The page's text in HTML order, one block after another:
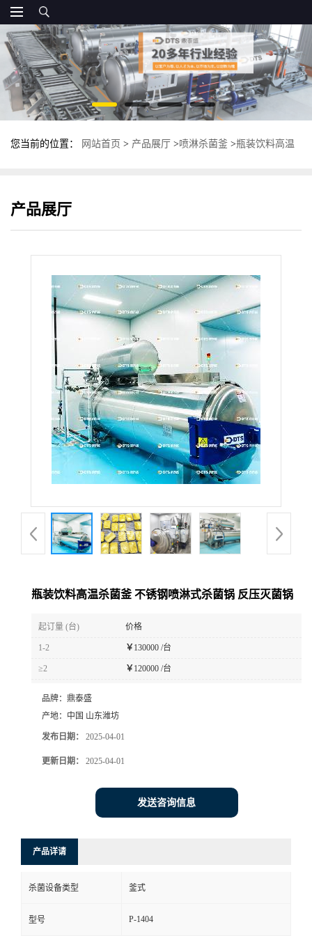
您当前的位置： 网站首页 > 产品展厅 >喷淋杀菌釜 >瓶装饮料高温
产品展厅
瓶装饮料高温杀菌釜 不锈钢喷淋式杀菌锅 反压灭菌锅
起订量 (台) 价格
1-2 ￥ 130000 /台
≥2 ￥ 120000 /台
品牌： 鼎泰盛
产地： 中国 山东潍坊
发布日期： 2025-04-01
更新日期： 2025-04-01
发送咨询信息
产品详请
杀菌设备类型 釜式
型号 P-1404